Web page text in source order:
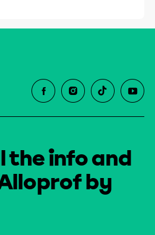
the info and
by